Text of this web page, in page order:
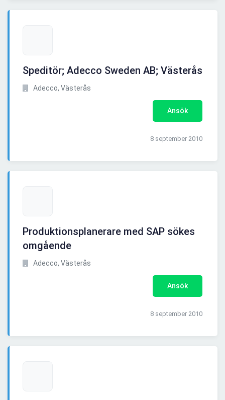
Speditör; Adecco Sweden AB; Västerås
Adecco, Västerås
Ansök
8 september 2010
Produktionsplanerare med SAP sökes
omgående
Adecco, Västerås
Ansök
8 september 2010